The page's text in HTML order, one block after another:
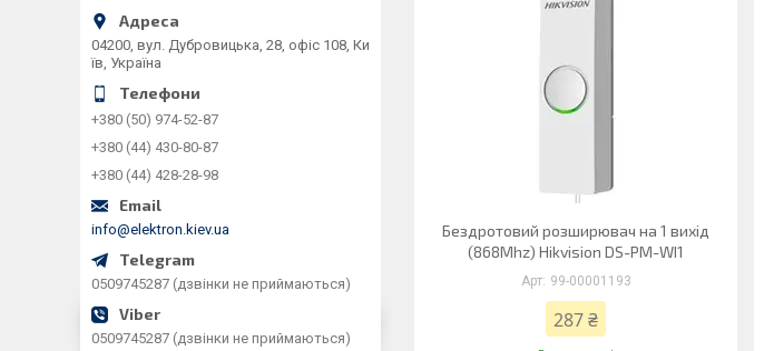
Бездротовий розширювач на 1 вихід
(868Mhz) Hikvision DS-PM-WI1
99-00001193
287 ₴
04200, вул. Дубровицька, 28, офіс 108, Ки
їв, Україна
+380 (50) 974-52-87
+380 (44) 430-80-87
+380 (44) 428-28-98
info@elektron.kiev.ua
0509745287 (дзвінки не приймаються)
0509745287 (дзвінки не приймаються)